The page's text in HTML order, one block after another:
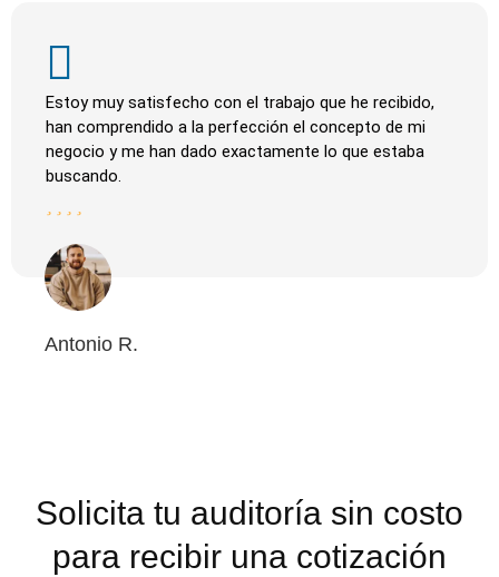
Estoy muy satisfecho con el trabajo que he recibido,
han comprendido a la perfección el concepto de mi
negocio y me han dado exactamente lo que estaba
buscando.
Antonio R.
Solicita tu auditoría sin costo
para recibir una cotización